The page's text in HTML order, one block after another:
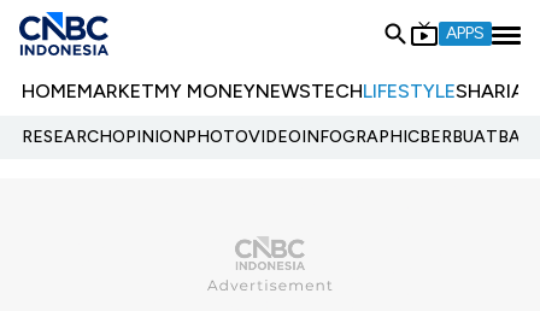
APPS
HOMEMARKETMY MONEYNEWSTECHLIFESTYLESHARIA
RESEARCHOPINIONPHOTOVIDEOINFOGRAPHIC